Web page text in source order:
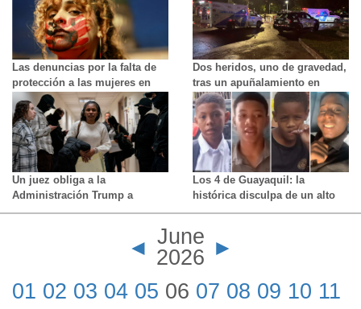
recta final de la campaña
Las denuncias por la falta de
protección a las mujeres en
Argentina tras el brutal
asesinato de Agostina Vega
Dos heridos, uno de gravedad,
tras un apuñalamiento en
Woodbine Beach
Un juez obliga a la
Administración Trump a
continuar los procesos
migratorios de los ciudadanos
Los 4 de Guayaquil: la
histórica disculpa de un alto
cargo militar de Ecuador por la
cuatro menores
afrodescendientes en 2024
◄ June
2026 ►
01 02 03 04 05 06 07 08 09 10 11